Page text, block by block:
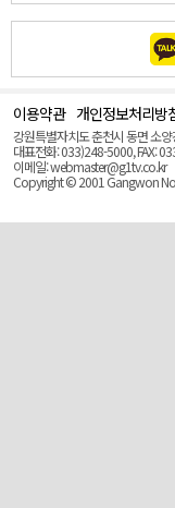
이용약관 개인정보처리방
강원특별자치도 춘천시 동면 소
대표전화: 033)248-5000, FAX:
이메일: webmaster@g1tv.co.kr
Copyright © 2001 Gangwon